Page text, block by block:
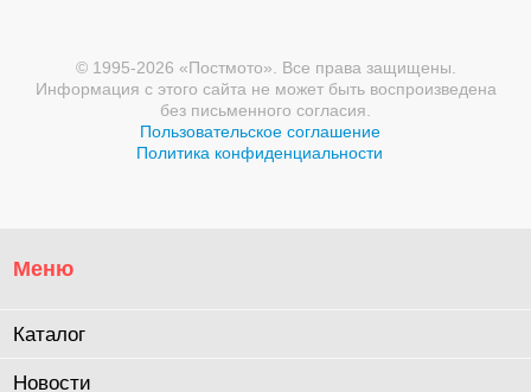
© 1995-2026 «Постмото». Все права защищены.
Информация с этого сайта не может быть воспроизведена
без письменного согласия.
Пользовательское соглашение
Политика конфиденциальности
Меню
Каталог
Новости